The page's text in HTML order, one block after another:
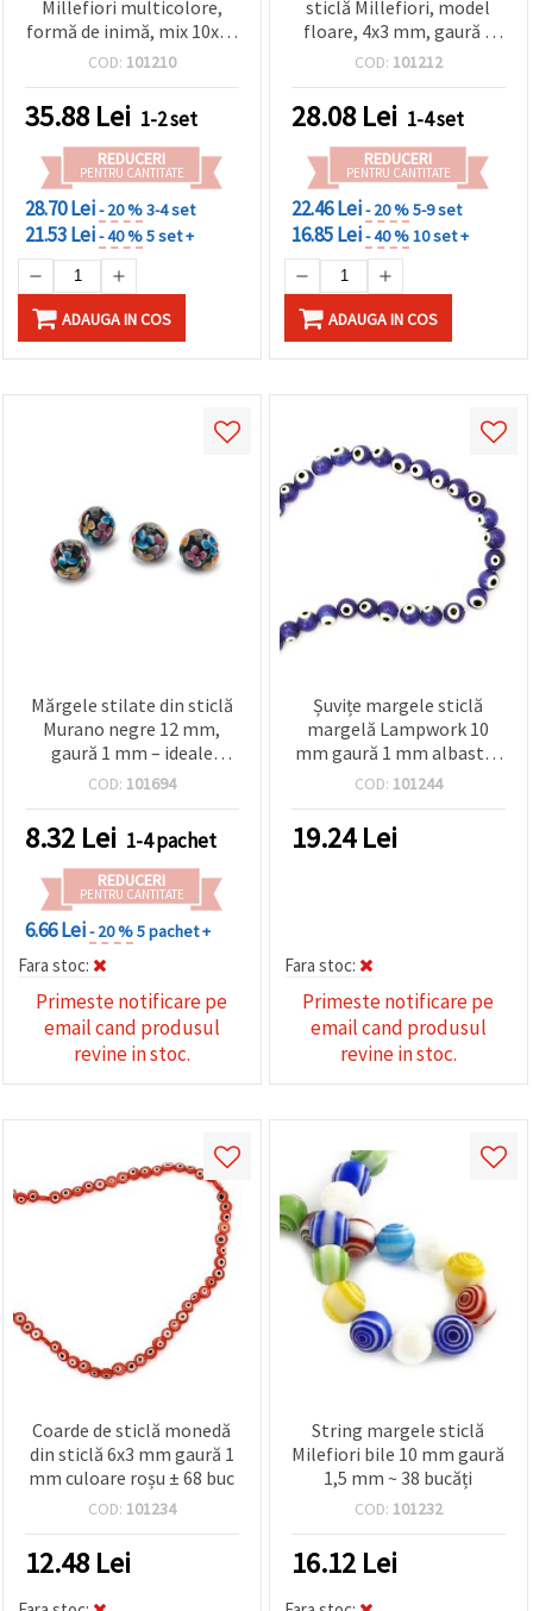
Millefiori multicolore,
formă de inimă, mix 10x10
mm, orificiu 1 mm – ideal
handmade, accesorii și
proiecte DIY – ~38 buc.
COD: 101210
35.88 Lei 1-2 set
REDUCERI
PENTRU CANTITATE
28.70 Lei- 20 %3-4 set
21.53 Lei- 40 %5 set +
ADAUGA IN COS
sticlă Millefiori, model
floare, 4x3 mm, gaură 1
mm, ~92 buc., culori
COD: 101212
28.08 Lei 1-4 set
REDUCERI
PENTRU CANTITATE
22.46 Lei- 20 %5-9 set
16.85 Lei- 40 %10 set +
ADAUGA IN COS
Mărgele stilate din sticlă
Murano negre 12 mm,
gaură 1 mm – ideale
pentru bijuterii elegante,
handmade – set de 2
COD: 101694
8.32 Lei 1-4 pachet
REDUCERI
PENTRU CANTITATE
6.66 Lei- 20 %5 pachet +
Fara stoc:
Primeste notificare pe
email cand produsul
revine in stoc.
Șuvițe margele sticlă
margelă Lampwork 10
mm gaură 1 mm albastru
ochi ~ 39 bucăți
COD: 101244
19.24Lei
Fara stoc:
Primeste notificare pe
email cand produsul
revine in stoc.
Coarde de sticlă monedă
din sticlă 6x3 mm gaură 1
mm culoare roșu ± 68 buc
COD: 101234
12.48 Lei
String margele sticlă
Milefiori bile 10 mm gaură
1,5 mm ~ 38 bucăți
COD: 101232
16.12 Lei